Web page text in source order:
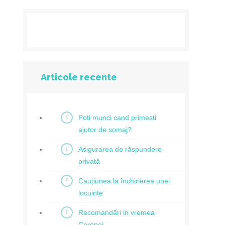
Articole recente
Poti munci cand primesti
ajutor de somaj?
Asigurarea de răspundere
privată
Cauțiunea la închirierea unei
locuințe
Recomandări in vremea